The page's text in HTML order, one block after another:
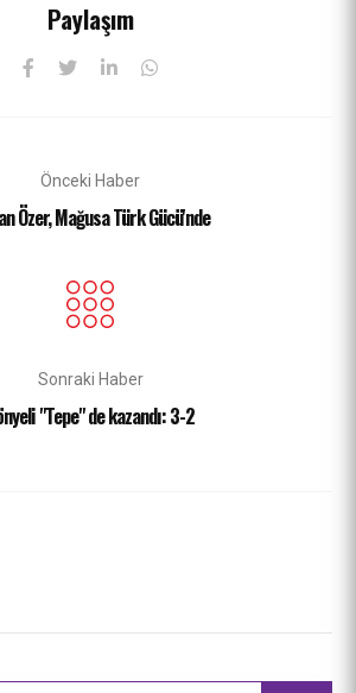
Paylaşım
Önceki Haber
Özer, Mağusa Türk Gücü'nde
Sonraki Haber
"Tepe" de kazandı: 3-2